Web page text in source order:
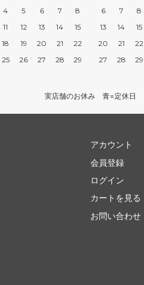
4 5 6 7
8
11 12 13 14
15
18 19 20 21
22
25 26 27 28
29
6
7 8
13
14 15
20
21 22
27
28 29
実店舗のお休み 青=定休日
アカウント
会員登録
ログイン
カートを見る
お問い合わせ